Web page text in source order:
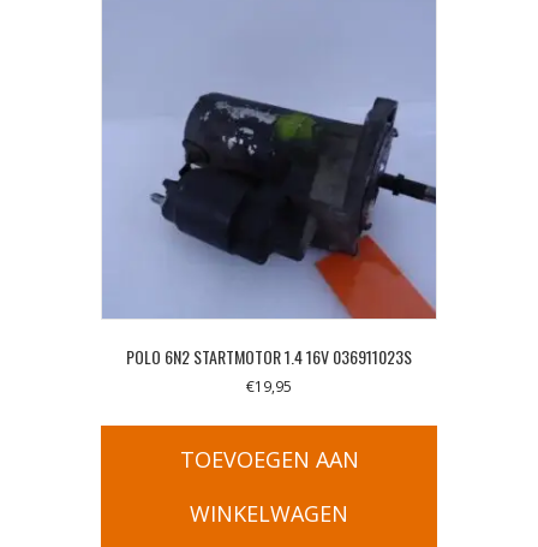
POLO 6N2 STARTMOTOR 1.4 16V 036911023S
€19,95
TOEVOEGEN AAN
WINKELWAGEN